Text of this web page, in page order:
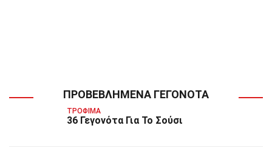
ΠΡΟΒΕΒΛΗΜΈΝΑ ΓΕΓΟΝΌΤΑ
ΤΡΌΦΙΜΑ
36 Γεγονότα Για Το Σούσι